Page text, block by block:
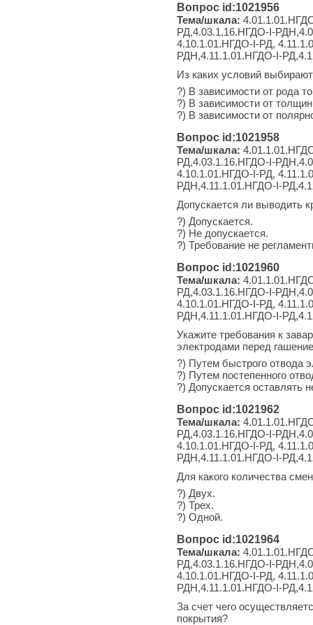
Вопрос id:1021956
Тема/шкала:
РД,4.03.1.16.НГДО-I-
4.10.1.01.НГДО-I-РД,
РДН,4.11.1.01.НГДО-I-
Из каких условий
?) В зависимости от рода
?) В зависимости от
?) В зависимости от
Вопрос id:1021958
Тема/шкала:
РД,4.03.1.16.НГДО-I-
4.10.1.01.НГДО-I-РД,
РДН,4.11.1.01.НГДО-I-
Допускается ли выводить
?) Допускается.
?) Не допускается.
?) Требование не
Вопрос id:1021960
Тема/шкала:
РД,4.03.1.16.НГДО-I-
4.10.1.01.НГДО-I-РД,
РДН,4.11.1.01.НГДО-I-
Укажите требования к
электродами перед
?) Путем быстрого отвода
?) Путем постепенного
?) Допускается оставлять
Вопрос id:1021962
Тема/шкала:
РД,4.03.1.16.НГДО-I-
4.10.1.01.НГДО-I-РД,
РДН,4.11.1.01.НГДО-I-
Для какого количества
?) Двух.
?) Трех.
?) Одной.
Вопрос id:1021964
Тема/шкала:
РД,4.03.1.16.НГДО-I-
4.10.1.01.НГДО-I-РД,
РДН,4.11.1.01.НГДО-I-
За счет чего
покрытия?